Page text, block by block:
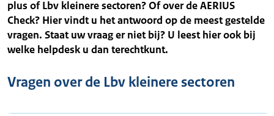
plus of Lbv kleinere sectoren? Of over de AERIUS
Check? Hier vindt u het antwoord op de meest gestelde
vragen. Staat uw vraag er niet bij? U leest hier ook bij
welke helpdesk u dan terechtkunt.
Vragen over de Lbv kleinere sectoren